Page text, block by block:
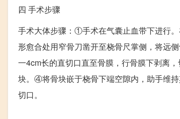
四 手术步骤
手术大体步骤：①手术在气囊止血带下进行
形愈合处用窄骨刀凿开至桡骨尺掌侧，将远
一4cm长的直切口直至骨膜，行骨膜下剥离
块。④将骨块嵌于桡骨下端空隙内，助手维
切口。